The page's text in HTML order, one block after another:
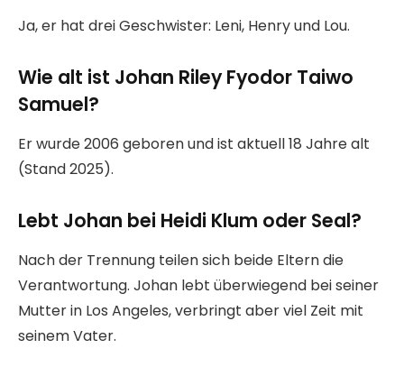
Ja, er hat drei Geschwister: Leni, Henry und Lou.
Wie alt ist Johan Riley Fyodor Taiwo
Samuel?
Er wurde 2006 geboren und ist aktuell 18 Jahre alt
(Stand 2025).
Lebt Johan bei Heidi Klum oder Seal?
Nach der Trennung teilen sich beide Eltern die
Verantwortung. Johan lebt überwiegend bei seiner
Mutter in Los Angeles, verbringt aber viel Zeit mit
seinem Vater.